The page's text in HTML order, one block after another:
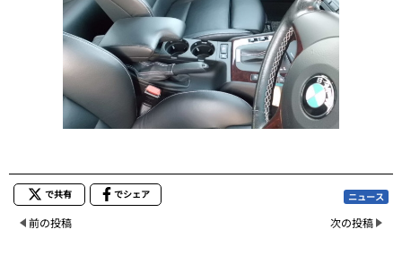
で共有 でシェア ニュース
前の投稿 次の投稿